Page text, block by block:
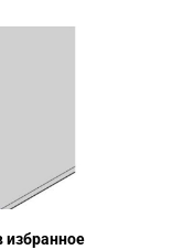
избранное